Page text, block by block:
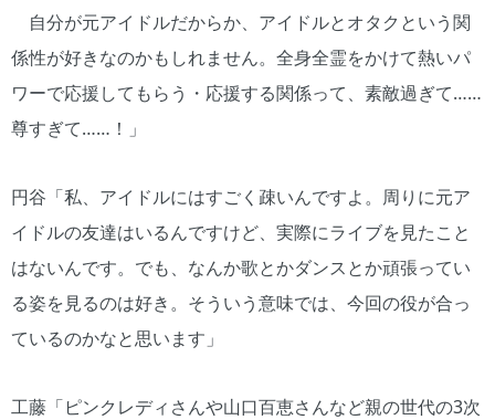
自分が元アイドルだからか、アイドルとオタクという関
係性が好きなのかもしれません。全身全霊をかけて熱いパ
ワーで応援してもらう・応援する関係って、素敵過ぎて……
尊すぎて……！」
円谷「私、アイドルにはすごく疎いんですよ。周りに元ア
イドルの友達はいるんですけど、実際にライブを見たこと
はないんです。でも、なんか歌とかダンスとか頑張ってい
る姿を見るのは好き。そういう意味では、今回の役が合っ
ているのかなと思います」
工藤「ピンクレディさんや山口百恵さんなど親の世代の3次